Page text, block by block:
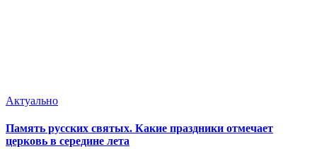
Актуально
Память русских святых. Какие праздники отмечает
церковь в середине лета